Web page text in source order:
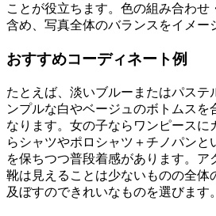
ことが役立ちます。色の組み合わせ
含め、写真全体のバランスをイメー
おすすめコーディネート例
たとえば、淡いブルーまたはパステ
ンプルな白やベージュのボトムスを
なります。女の子ならワンピースに
らシャツやポロシャツ＋チノパンと
を保ちつつ普段着感があります。ア
靴は見えることは少ないものの全体
及ぼすのできれいなものを選びます。